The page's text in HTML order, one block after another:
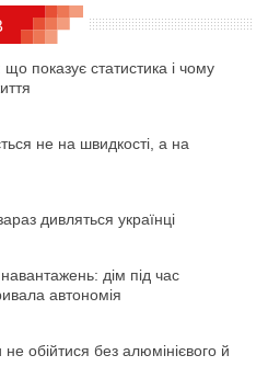
показує статистика і чому
не на швидкості, а на
дивляться українці
дім під час
автономія
обійтися без алюмінієвого й